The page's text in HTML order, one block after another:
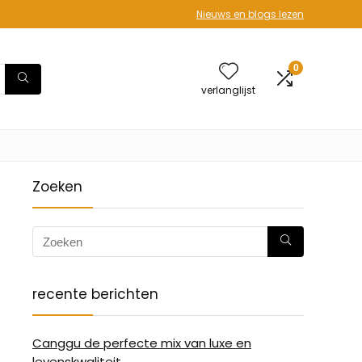
Nieuws en blogs lezen
verlanglijst
0
Zoeken
recente berichten
Canggu de perfecte mix van luxe en